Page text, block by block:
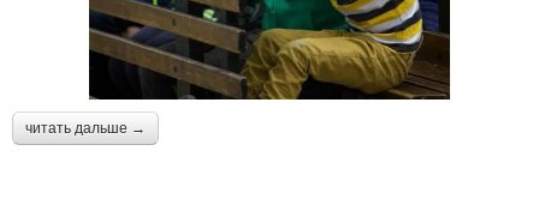
читать дальше →